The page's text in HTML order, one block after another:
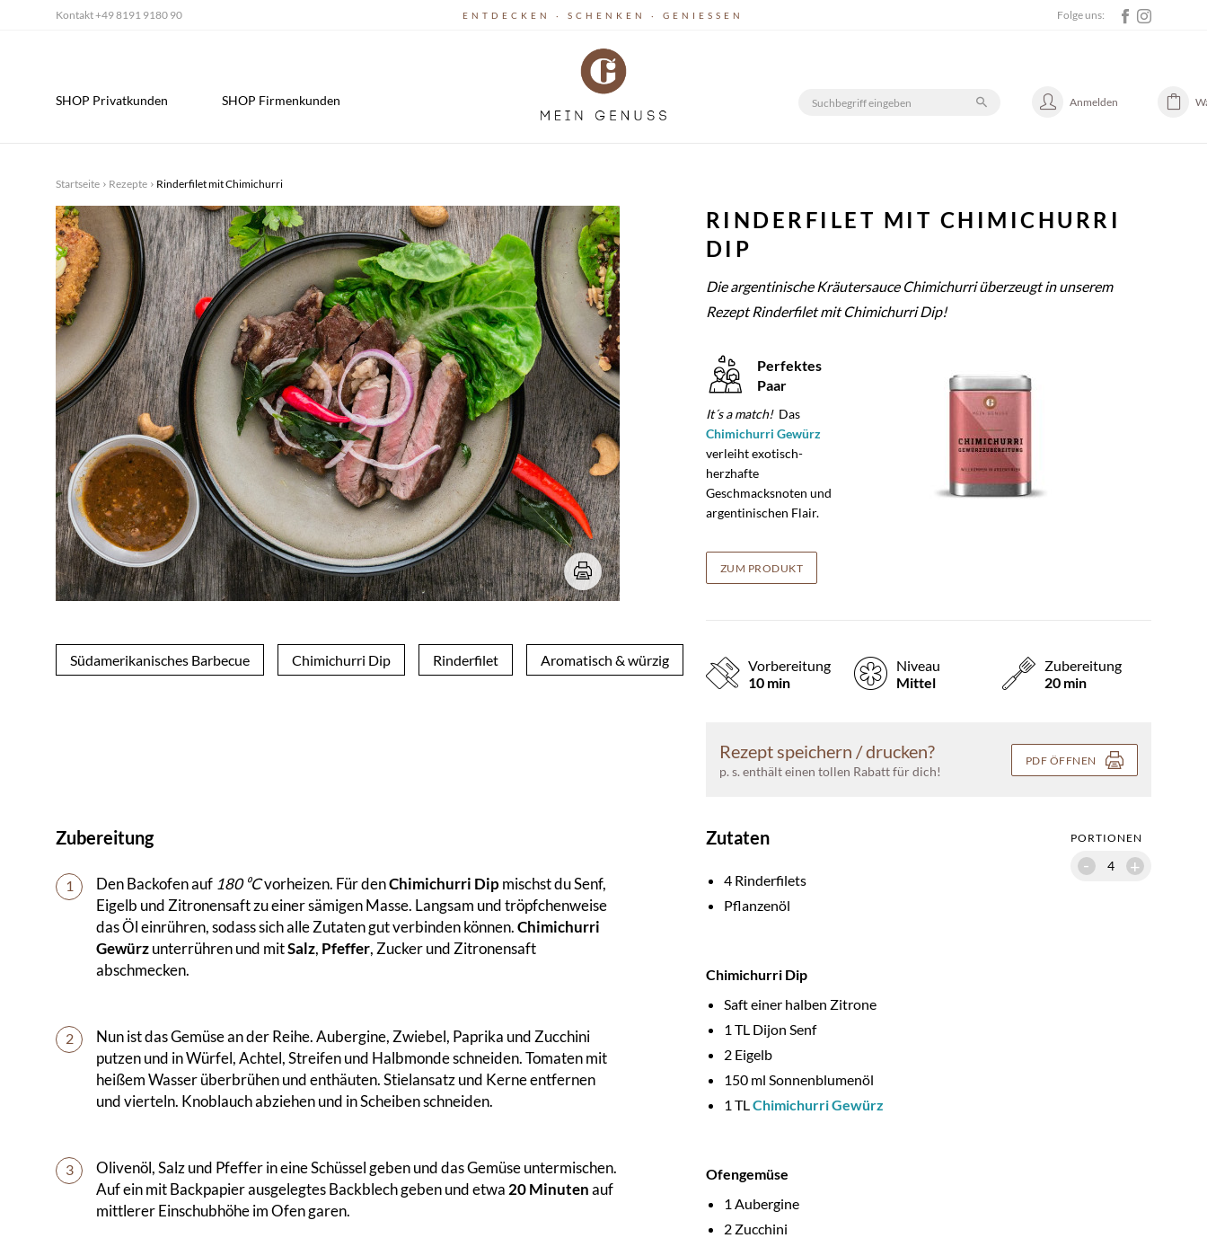
Kontakt+49 8191 9180 90 ENTDECKEN · SCHENKEN · GENIESSEN Folge uns:
SHOP Privatkunden SHOP Firmenkunden Anmelden
Startseite Rezepte Rinderfilet mit Chimichurri
Südamerikanisches Barbecue Chimichurri Dip Rinderfilet Aromatisch & würzig
RINDERFILET MIT CHIMICHURRI
DIP
Die argentinische Kräutersauce Chimichurri überzeugt in unserem
Rezept Rinderfilet mit Chimichurri Dip!
Perfektes
Paar
It´s a match! Das
Chimichurri Gewürz
verleiht exotisch-
herzhafte
Geschmacksnoten und
argentinischen Flair.
ZUM PRODUKT
Vorbereitung
10 min
Niveau
Mittel
Zubereitung
20 min
Rezept speichern / drucken?
p. s. enthält einen tollen Rabatt für dich!
PDF ÖFFNEN
Zubereitung
1 Den Backofen auf 180 ⁰Cvorheizen. Für denChimichurri Dipmischst du Senf,
Eigelb und Zitronensaft zu einer sämigen Masse. Langsam und tröpfchenweise
das Öl einrühren, sodass sich alle Zutaten gut verbinden können.Chimichurri
Gewürzunterrühren und mitSalz, Pfeffer, Zucker und Zitronensaft
abschmecken.
2
Nun ist das Gemüse an der Reihe. Aubergine, Zwiebel, Paprika und Zucchini
putzen und in Würfel, Achtel, Streifen und Halbmonde schneiden. Tomaten mit
heißem Wasser überbrühen und enthäuten. Stielansatz und Kerne entfernen
und vierteln. Knoblauch abziehen und in Scheiben schneiden.
3
Olivenöl, Salz und Pfeffer in eine Schüssel geben und das Gemüse untermischen.
Auf ein mit Backpapier ausgelegtes Backblech geben und etwa 20 Minutenauf
mittlerer Einschubhöhe im Ofen garen.
Zutaten PORTIONEN
+
-
4Rinderfilets
Pflanzenöl
Chimichurri Dip
Saft einer halben Zitrone
1 TL Dijon Senf
2Eigelb
150ml Sonnenblumenöl
1 TLChimichurri Gewürz
Ofengemüse
1 Aubergine
2Zucchini